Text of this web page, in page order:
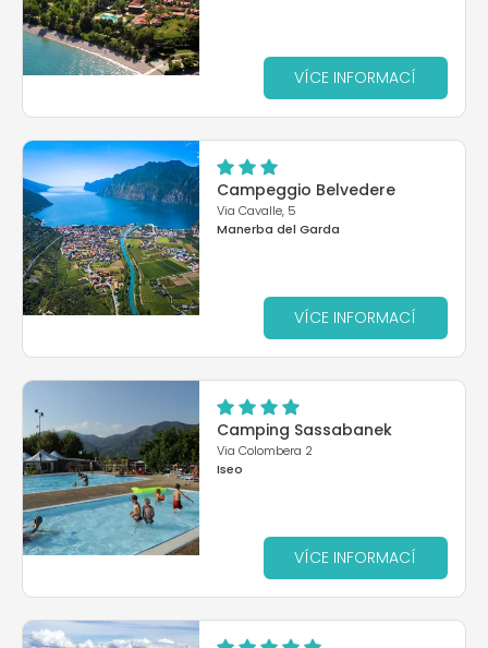
VÍCE INFORMACÍ
Campeggio Belvedere
Via Cavalle, 5
Manerba del Garda
VÍCE INFORMACÍ
Camping Sassabanek
Via Colombera 2
Iseo
VÍCE INFORMACÍ